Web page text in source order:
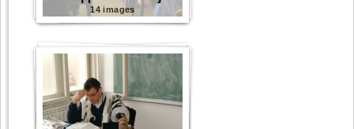
14 images